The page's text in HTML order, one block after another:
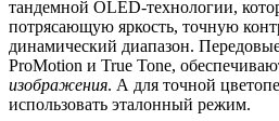
тандемной OLED-технологии,
потрясающую яркость, точную
динамический диапазон.
ProMotion и True Tone,
изображения. А для точной
использовать эталонный режим.